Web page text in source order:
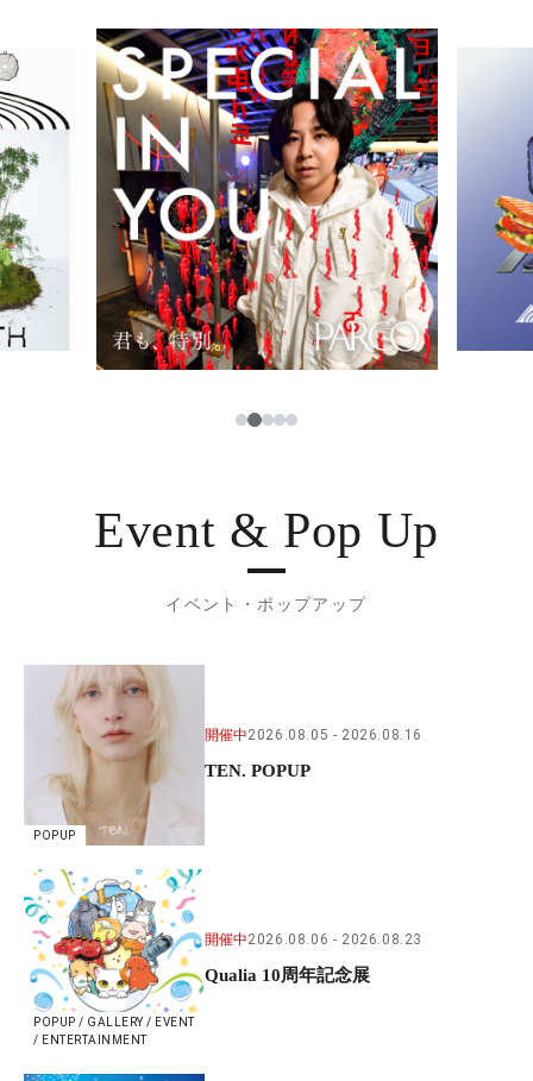
ニュース
レストラン・カフェ
TAX FREE
PARCOメンバーズ
한국어
ภาษาไทย
1234
Event & Pop Up
イベント・ポップアップ
POPUP
開催中2026.08.05 2026.08.16
TEN. POPUP
POPUP / GALLERY / EVENT
/ ENTERTAINMENT
開催中2026.08.06 2026.08.23
Qualia 10周年記念展